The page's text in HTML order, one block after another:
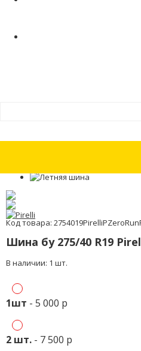
Код товара:
Шина бу 275/40 R19
В наличии: 1 шт.
1шт - 5 000 р
2 шт. - 7 500 р